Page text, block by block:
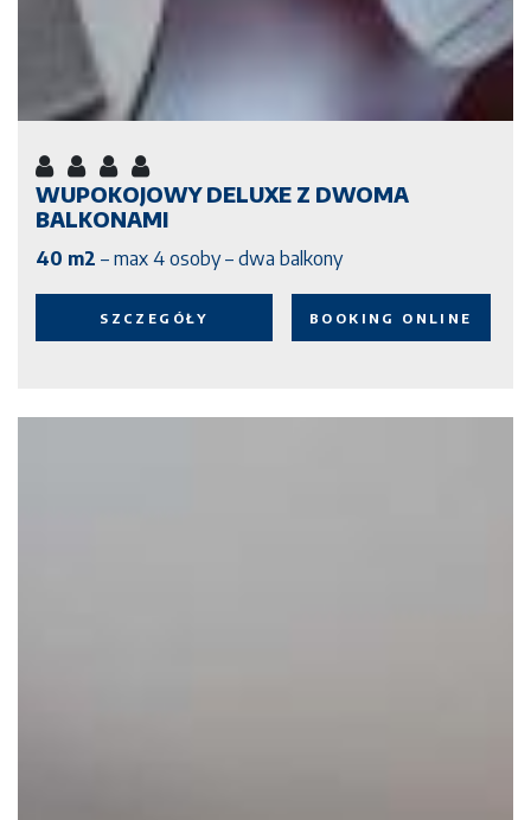
WUPOKOJOWY DELUXE Z DWOMA
BALKONAMI
40 m2 – max 4 osoby – dwa balkony
SZCZEGÓŁY BOOKING ONLINE